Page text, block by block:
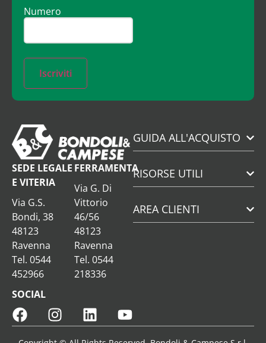
Numero
Iscriviti
SEDE LEGALE
E VITERIA
Via G.S.
Bondi, 38
48123
Ravenna
Tel. 0544
452966
FERRAMENTA
Via G. Di
Vittorio
46/56
48123
Ravenna
Tel. 0544
218336
SOCIAL
GUIDA ALL'ACQUISTO
RISORSE UTILI
AREA CLIENTI